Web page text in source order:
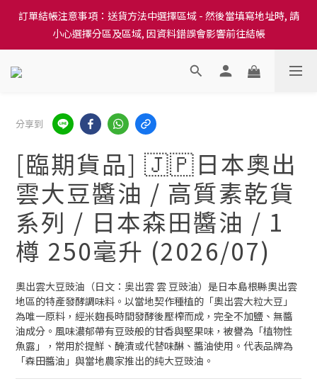
訂單結帳注意事項：送貨方法中選擇區域 - 然後當填寫地址時, 請
小心選擇分區及區域, 因資料錯誤會影響前往結帳
訂單結帳注意事項：送貨方法中選擇區域 - 然後當填寫地址時, 請
小心選擇分區及區域, 因資料錯誤會影響前往結帳
隆重推出本地培育田香雞、金棠雞、粵皇鷄及平原雞等，想食靚雞
訂單結帳注意事項：送貨方法中選擇區域 - 然後當填寫地址時, 請
小心選擇分區及區域, 因資料錯誤會影響前往結帳
分享到
[臨期貨品] 🇯🇵日本奧出
雲大豆醬油 / 高質素乾貨
系列 / 日本森田醬油 / 1
樽 250毫升 (2026/07)
奧出雲大豆豉油（日文：奥出雲 雲 豆豉油）是日本島根縣奧出雲
地區的特產發酵調味料。以當地契作種植的「奧出雲大粒大豆」
為唯一原料，經米麴長時間發酵後壓榨而成，完全不加鹽、無醬
油成分。風味濃郁帶有豆豉般的甘香與堅果味，被譽為「植物性
魚露」，常用於提鮮、醃漬或代替味醂、醬油使用。代表品牌為
「森田醬油」與當地農家推出的純大豆豉油。